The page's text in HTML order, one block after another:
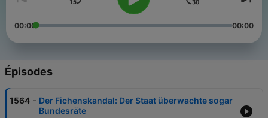
00:00 00:00
Épisodes
1564 - Der Fichenskandal: Der Staat überwachte sogar
Bundesräte